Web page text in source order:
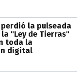
la pulseada
"Ley de Tierras"
toda la
digital